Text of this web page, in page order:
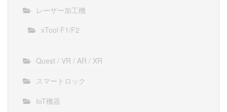
レーザー加工機
xTool F1/F2
Quest / VR / AR / XR
スマートロック
IoT機器